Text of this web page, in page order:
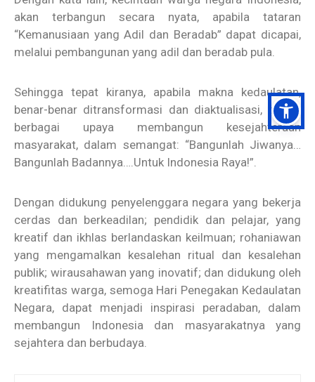
akan terbangun secara nyata, apabila tataran
“Kemanusiaan yang Adil dan Beradab” dapat dicapai,
melalui pembangunan yang adil dan beradab pula.
Sehingga tepat kiranya, apabila makna kedaulatan,
benar-benar ditransformasi dan diaktualisasi, dalam
berbagai upaya membangun kesejahteraan
masyarakat, dalam semangat: “Bangunlah Jiwanya…
Bangunlah Badannya….Untuk Indonesia Raya!”.
Dengan didukung penyelenggara negara yang bekerja
cerdas dan berkeadilan; pendidik dan pelajar, yang
kreatif dan ikhlas berlandaskan keilmuan; rohaniawan
yang mengamalkan kesalehan ritual dan kesalehan
publik; wirausahawan yang inovatif; dan didukung oleh
kreatifitas warga, semoga Hari Penegakan Kedaulatan
Negara, dapat menjadi inspirasi peradaban, dalam
membangun Indonesia dan masyarakatnya yang
sejahtera dan berbudaya.